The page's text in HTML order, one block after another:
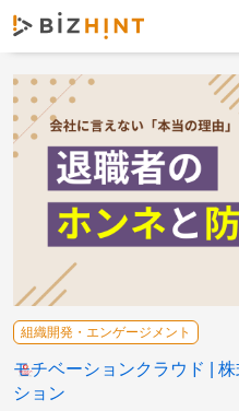
組織開発・エンゲージメント
モチベーションクラウド
株
ション